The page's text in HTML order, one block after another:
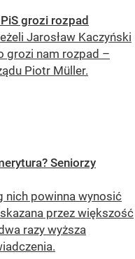
grozi rozpad
Jarosław Kaczyński
grozi nam rozpad –
Piotr Müller.
Seniorzy
nich powinna wynosić
przez większość
razy wyższa